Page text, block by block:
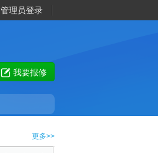
管理员登录
我要报修
更多>>